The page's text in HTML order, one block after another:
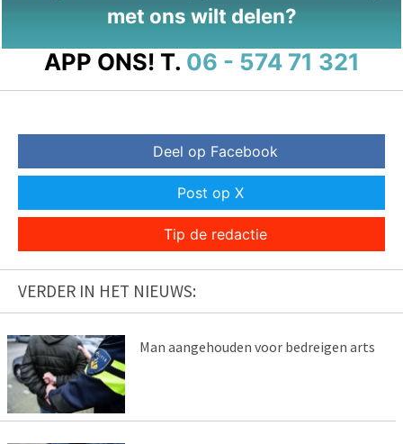
met ons wilt delen?
APP ONS! T. 06 - 574 71 321
Deel op Facebook
Post op X
Tip de redactie
VERDER IN HET NIEUWS:
Man aangehouden voor bedreigen arts